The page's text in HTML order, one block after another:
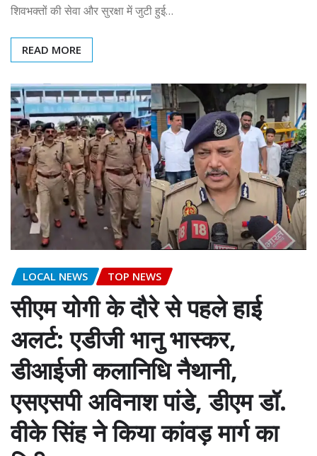
शिवभक्तों की सेवा और सुरक्षा में जुटी हुई…
READ MORE
LOCAL NEWS TOP NEWS
सीएम योगी के दौरे से पहले हाई
अलर्ट: एडीजी भानु भास्कर,
डीआईजी कलानिधि नैथानी,
एसएसपी अविनाश पांडे, डीएम डॉ.
वीके सिंह ने किया कांवड़ मार्ग का